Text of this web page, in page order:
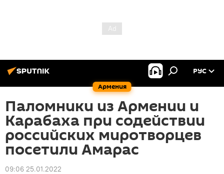
Армения
РУС
Паломники из Армении и
Карабаха при содействии
российских миротворцев
посетили Амарас
09:06 25.01.2022